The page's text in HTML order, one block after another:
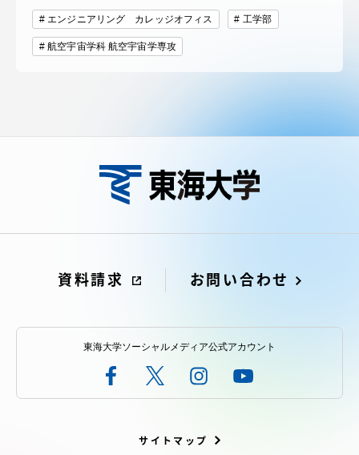
エンジニアリング カレッジオフィス 工学部
航空宇宙学科 航空宇宙学専攻
資料請求 お問い合わせ
東海大学ソーシャルメディア公式アカウント
サイトマップ